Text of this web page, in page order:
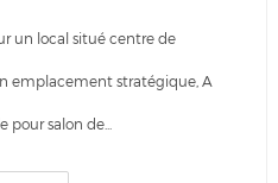
un local situé centre de
emplacement stratégique, A
pour salon de...